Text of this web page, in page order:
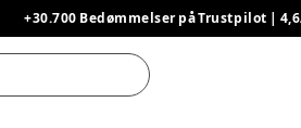
+30.700 Bedømmelser på Trustpilot |